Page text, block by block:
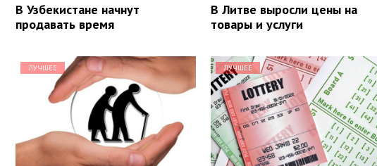
В Узбекистане начнут
продавать время
В Литве выросли цены на
товары и услуги
ЛУЧШЕЕ ЛУЧШЕЕ